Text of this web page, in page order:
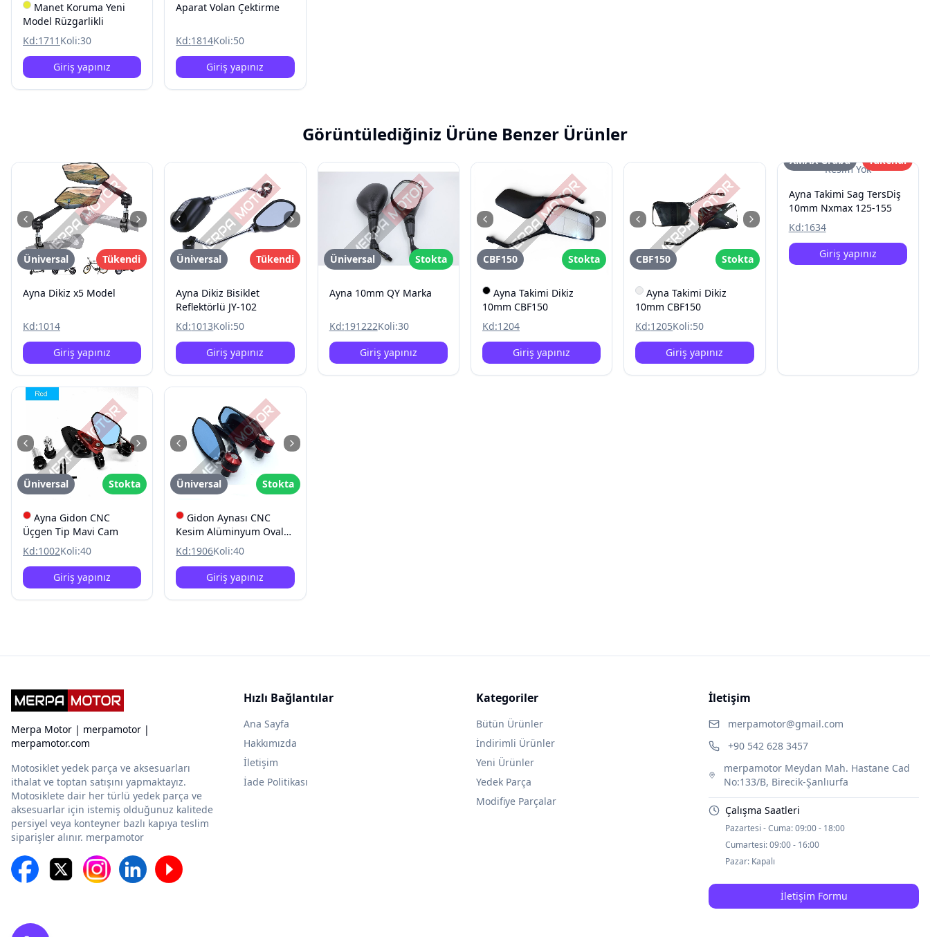
Manet Koruma Yeni
Model Rüzgarlikli
Kd:1711 Koli:30
Giriş yapınız
Aparat Volan Çektirme
Kd:1814Koli:50
Giriş yapınız
Görüntülediğiniz Ürüne Benzer Ürünler
Üniversal Tükendi
Ayna Dikiz x5 Model
Kd:1014
Giriş yapınız
Üniversal Tükendi
Ayna Dikiz Bisiklet
Reflektörlü JY-102
Kd:1013Koli:50
Giriş yapınız
Üniversal Stokta
Ayna 10mm QY Marka
Kd:191222Koli:30
Giriş yapınız
CBF150 Stokta
Ayna Takimi Dikiz
10mm CBF150
Kd:1204
Giriş yapınız
CBF150 Stokta
Ayna Takimi Dikiz
10mm CBF150
Kd:1205Koli:50
Giriş yapınız
Resim Yok
XMAX Grubu Tükendi
Ayna Takimi Sag TersDiş
10mm Nxmax 125-155
Kd:1634
Giriş yapınız
Üniversal Stokta
Ayna Gidon CNC
Üçgen Tip Mavi Cam
Kd:1002Koli:40
Giriş yapınız
Üniversal Stokta
Gidon Aynası CNC
Kesim Alüminyum Oval
Tip
Kd:1906Koli:40
Giriş yapınız
Merpa Motor | merpamotor |
merpamotor.com
Motosiklet yedek parça ve aksesuarları
ithalat ve toptan satışını yapmaktayız.
Motosiklete dair her türlü yedek parça ve
aksesuarlar için istemiş olduğunuz kalitede
persiyel veya konteyner bazlı kapıya teslim
siparişler alınır. merpamotor
Hızlı Bağlantılar
Ana Sayfa
Hakkımızda
İletişim
İade Politikası
Kategoriler
Bütün Ürünler
İndirimli Ürünler
Yeni Ürünler
Yedek Parça
Modifiye Parçalar
İletişim
merpamotor@gmail.com
+90 542 628 3457
merpamotor Meydan Mah. Hastane Cad
No:133/B, Birecik-Şanlıurfa
Çalışma Saatleri
Pazartesi - Cuma:09:00 - 18:00
Cumartesi:09:00 - 16:00
Pazar: Kapalı
İletişim Formu